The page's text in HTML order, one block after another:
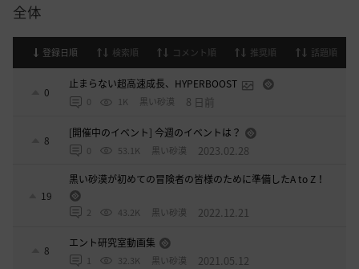
全体
登録日順 検索順 コメント順 推奨順 話題順
0
止まらない超高速成長、HYPERBOOST
0 1K 黒い砂漠 8 日前
8
[開催中のイベント] 今週のイベントは？
0 53.1K 黒い砂漠 2023.02.28
19
黒い砂漠が初めての冒険者の皆様のために準備したA to Z！
2 43.2K 黒い砂漠 2022.12.21
8
エント研究室動画集
1 32.3K 黒い砂漠 2021.05.12